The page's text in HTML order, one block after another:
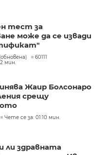
тест за
може да се извади
60111
мин.
Жаир Болсонаро
срещу
Чете се за: 01:10 мин.
ли здравната